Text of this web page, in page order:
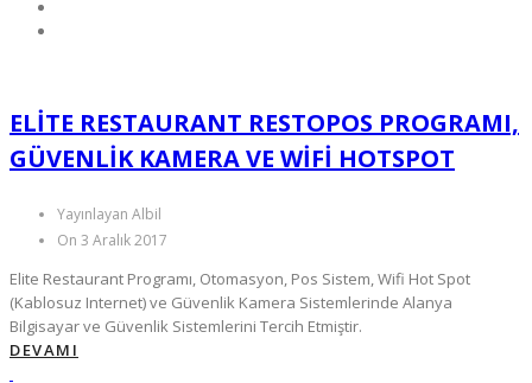
ELITE RESTAURANT RESTOPOS PROGRAMI,
GÜVENLIK KAMERA VE WIFI HOTSPOT
Yayınlayan Albil
On 3 Aralık 2017
Elite Restaurant Programı, Otomasyon, Pos Sistem, Wifi Hot Spot
(Kablosuz Internet) ve Güvenlik Kamera Sistemlerinde Alanya
Bilgisayar ve Güvenlik Sistemlerini Tercih Etmiştir.
DEVAMI